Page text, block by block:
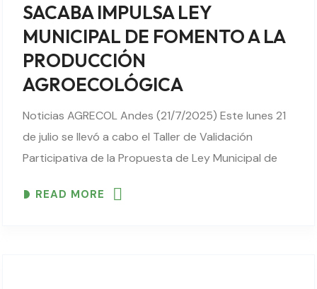
SACABA IMPULSA LEY
MUNICIPAL DE FOMENTO A LA
PRODUCCIÓN
AGROECOLÓGICA
Noticias AGRECOL Andes (21/7/2025) Este lunes 21
de julio se llevó a cabo el Taller de Validación
Participativa de la Propuesta de Ley Municipal de
en instalaciones del Gobierno Autónomo Municipal..
READ MORE